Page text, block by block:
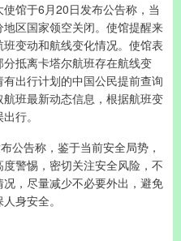
馆于6月20日发布公告称，当
区国家领空关闭。使馆提醒来
变动和航线变化情况。使馆表
抵离卡塔尔航班存在航线变
出行计划的中国公民提前查询
班最新动态信息，根据航班变
行。
公告称，鉴于当前安全局势，
警惕，密切关注安全风险，不
，尽量减少不必要外出，避免
身安全。